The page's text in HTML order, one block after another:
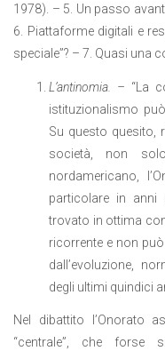
1978). – 5. Un passo
6. Piattaforme digitali e
speciale”? – 7. Quasi una
L’antinomia. – “La
istituzionalismo
Su questo quesito,
società, non
nordamericano,
particolare in anni
trovato in ottima
ricorrente e non
dall’evoluzione,
degli ultimi quindici
Nel dibattito l’Onorato
“centrale”, che forse